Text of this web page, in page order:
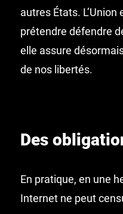
autres États.
prétendre défendre
elle assure
de nos libertés.
Des
En pratique, en une
Internet ne peut